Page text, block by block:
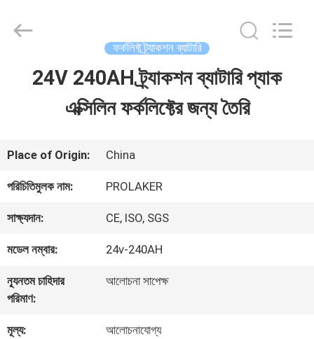
আমাদের
সম্পর্কে
কারখানা
ভ্রমণ
AUTOPARTS
ফর্কলিফ্ট ট্র্যাকশন ব্যাটারি
24V 240AH ট্র্যাকশন ব্যাটারি প্যাক
এক্সিলিন ফর্কলিফ্টের জন্য তৈরি
Place of Origin: China
পরিচিতিমুলক নাম: PROLAKER
সাক্ষ্যদান: CE, ISO, SGS
মডেল নম্বার: 24v-240AH
ন্যূনতম চাহিদার
পরিমাণ:
আলোচনা সাপেক্ষ
মূল্য: আলোচনাযোগ্য